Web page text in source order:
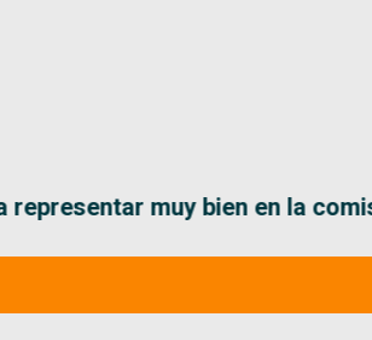
representar muy bien en la